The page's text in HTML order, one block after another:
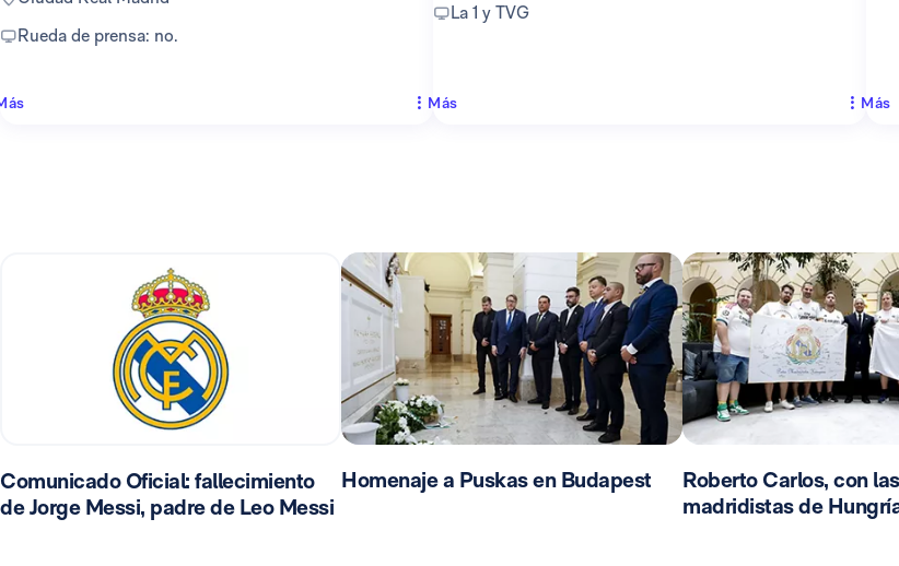
Rueda de prensa: no.
La 1 y TVG
Más Más
Comunicado Oficial: fallecimiento
de Jorge Messi, padre de Leo Messi
Homenaje a Puskas en Budapest
Roberto Carlos, con
madridistas de